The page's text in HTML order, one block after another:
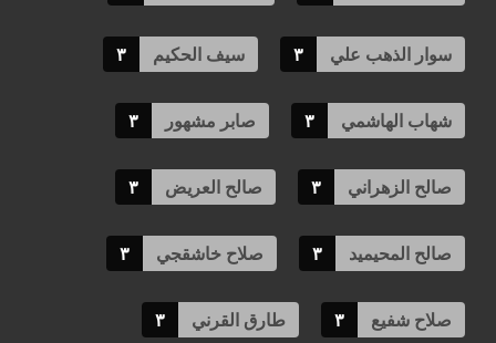
سوار الذهب علي ٣ سيف الحكيم ٣
شهاب الهاشمي ٣ صابر مشهور ٣
صالح الزهراني ٣ صالح العريض ٣
صالح المحيميد ٣ صلاح خاشقجي ٣
صلاح شفيع ٣ طارق القرني ٣